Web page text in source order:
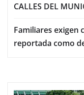
CALLES DEL
Familiares exigen
reportada como